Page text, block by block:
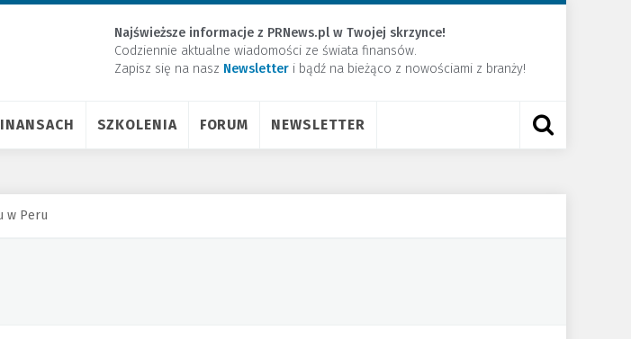
Najświeższe informacje z PRNews.pl w Twojej skrzynce!
Codziennie aktualne wiadomości ze świata finansów.
Zapisz się na nasz Newsletter ​i bądź na bieżąco z nowościami z branży!
SZKOLENIA FORUM NEWSLETTER
w Peru